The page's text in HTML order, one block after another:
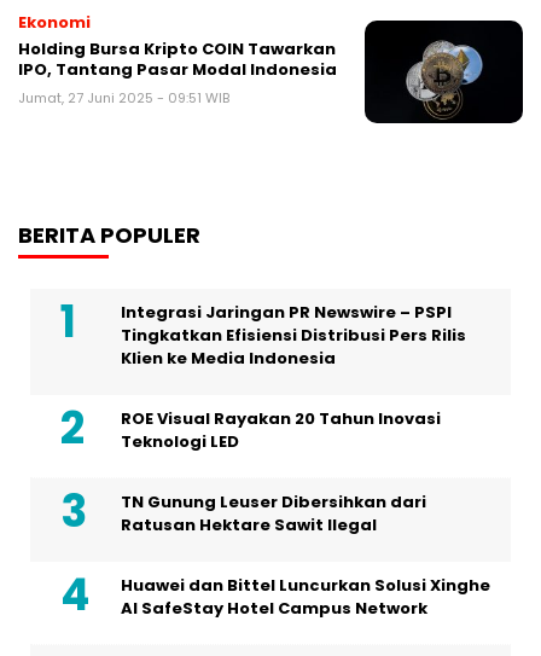
Ekonomi
Holding Bursa Kripto COIN Tawarkan
IPO, Tantang Pasar Modal Indonesia
Jumat, 27 Juni 2025 - 09:51 WIB
BERITA POPULER
Integrasi Jaringan PR Newswire – PSPI
Tingkatkan Efisiensi Distribusi Pers Rilis
Klien ke Media Indonesia
ROE Visual Rayakan 20 Tahun Inovasi
Teknologi LED
TN Gunung Leuser Dibersihkan dari
Ratusan Hektare Sawit Ilegal
Huawei dan Bittel Luncurkan Solusi Xinghe
Al SafeStay Hotel Campus Network